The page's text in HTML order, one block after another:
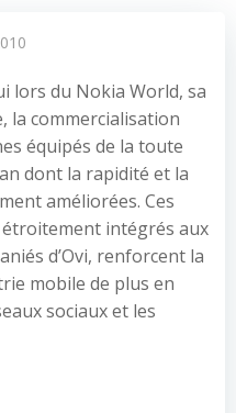
lors du Nokia World, sa
la commercialisation
équipés de la toute
dont la rapidité et la
améliorées. Ces
intégrés aux
d’Ovi, renforcent la
mobile de plus en
sociaux et les